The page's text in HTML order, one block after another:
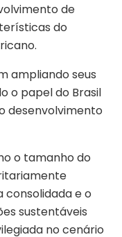
de
do
ampliando seus
o papel do Brasil
desenvolvimento
o tamanho do
consolidada e o
sustentáveis
no cenário